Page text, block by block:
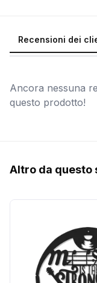
Recensioni dei
Ancora nessuna
questo prodotto!
Altro da questo